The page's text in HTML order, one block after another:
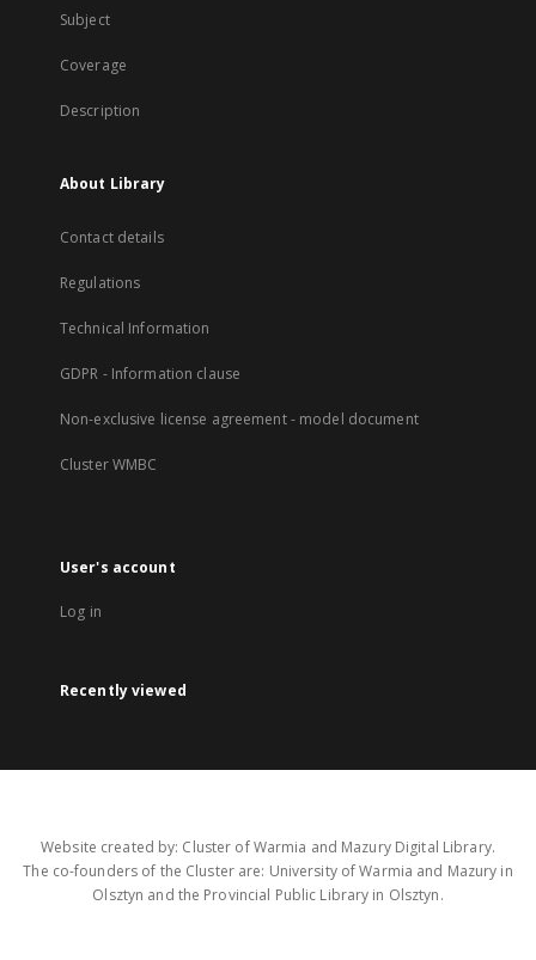
Subject
Coverage
Description
About Library
Contact details
Regulations
Technical Information
GDPR - Information clause
Non-exclusive license agreement - model document
Cluster WMBC
User's account
Log in
Recently viewed
Website created by: Cluster of Warmia and Mazury Digital Library.
The co-founders of the Cluster are: University of Warmia and Mazury in
Olsztyn and the Provincial Public Library in Olsztyn.